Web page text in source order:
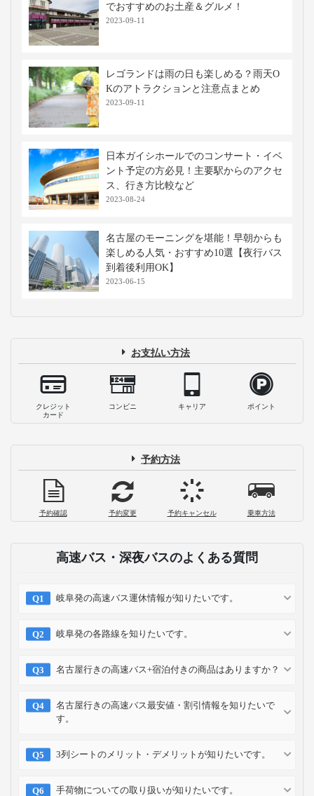
でおすすめのお土産＆グルメ！
2023-09-11
レゴランドは雨の日も楽しめる？雨天O
Kのアトラクションと注意点まとめ
2023-09-11
日本ガイシホールでのコンサート・イベ
ント予定の方必見！主要駅からのアクセ
ス、行き方比較など
2023-08-24
名古屋のモーニングを堪能！早朝からも
楽しめる人気・おすすめ10選【夜行バス
到着後利用OK】
2023-06-15
お支払い方法
クレジット
カード
コンビニ キャリア ポイント
予約方法
予約確認 予約変更 予約キャンセル 乗車方法
高速バス・深夜バスのよくある質問
岐阜発の高速バス運休情報が知りたいです。
岐阜発の各路線を知りたいです。
名古屋行きの高速バス+宿泊付きの商品はありますか？
名古屋行きの高速バス最安値・割引情報を知りたいで
す。
3列シートのメリット・デメリットが知りたいです。
手荷物についての取り扱いが知りたいです。